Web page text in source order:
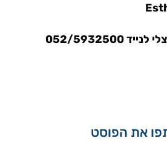
5932500
את הפוסט